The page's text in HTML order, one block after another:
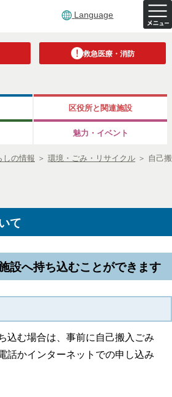
Language
救急医療・消防
区役所と関連施設
魅力・イベント
しの情報 ＞ 環境・ごみ・リサイクル ＞ 自己搬
て
設へ持ち込むことができます
込む場合は、事前に自己搬入ごみ
話かインターネットでの申し込み